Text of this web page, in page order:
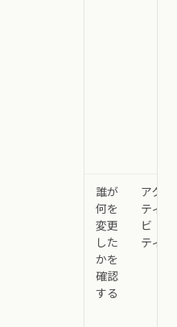
誰が
何を
変更
した
かを
確認
する
アク
ティ
ビ
ティ